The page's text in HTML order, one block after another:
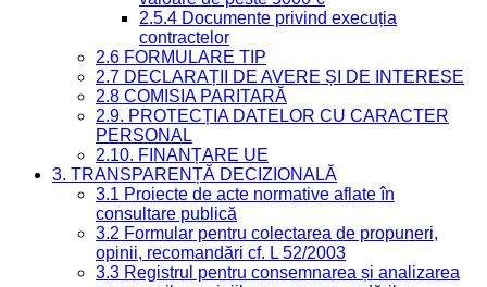
2.5.4 Documente privind execuția
contractelor
2.6 FORMULARE TIP
2.7 DECLARAȚII DE AVERE ȘI DE INTERESE
2.8 COMISIA PARITARĂ
2.9. PROTECȚIA DATELOR CU CARACTER
PERSONAL
2.10. FINANȚARE UE
3. TRANSPARENȚĂ DECIZIONALĂ
3.1 Proiecte de acte normative aflate în
consultare publică
3.2 Formular pentru colectarea de propuneri,
opinii, recomandări cf. L 52/2003
3.3 Registrul pentru consemnarea și analizarea